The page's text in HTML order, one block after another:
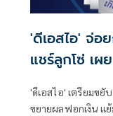
'ดีเอสไอ' จ่อ
แชร์ลูกโซ่ เผ
'ดีเอสไอ' เตรียมขยั
ขยายผลฟอกเงิน แ